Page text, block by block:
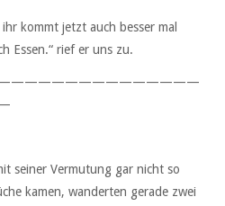
kommt jetzt auch besser mal
Essen.“ rief er uns zu.
seiner Vermutung gar nicht so
kamen, wanderten gerade zwei